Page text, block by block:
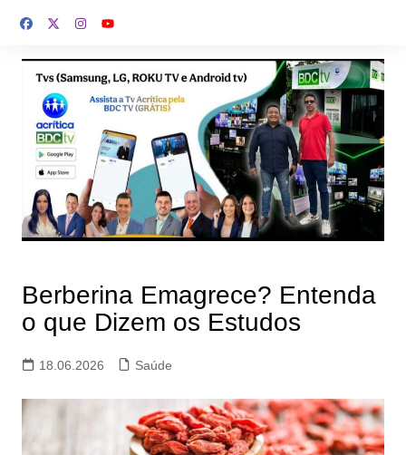
para
conteúdo
Berberina Emagrece? Entenda
o que Dizem os Estudos
18.06.2026 Saúde